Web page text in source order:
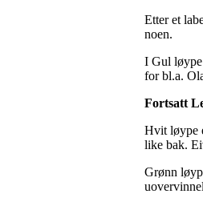
Etter et
noen.
I Gul
for bl.a.
Fortsatt
Hvit løype
like bak.
Grønn